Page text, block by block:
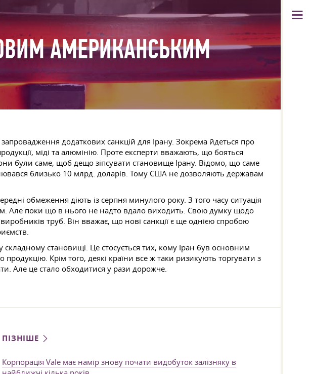
АМЕРИКАНСЬКИМ
додаткових санкцій для Ірану. Зокрема йдеться про
міді та алюмінію. Проте експерти вважають, що бояться
були саме, щоб дещо зіпсувати становище Ірану. Відомо, що саме
близько 10 млрд. доларів. Тому США не дозволяють державам
обмеження діють із серпня минулого року. З того часу ситуація
Але поки що в нього не надто вдало виходить. Свою думку щодо
труб. Він вважає, що нові санкції є ще однією спробою
становищі. Це стосується тих, кому Іран був основним
Крім того, деякі країни все ж таки ризикують торгувати з
Але це стало обходитися у рази дорожче.
ПІЗНІШЕ
Корпорація Vale має намір знову почати видобуток залізняку в